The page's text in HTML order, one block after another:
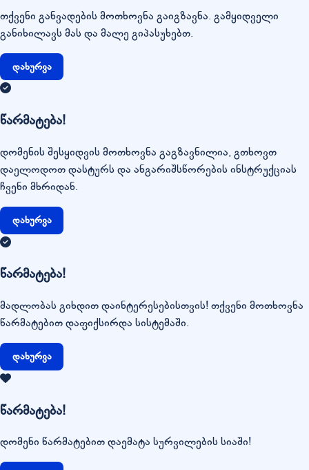
თქვენი განვადების მოთხოვნა გაიგზავნა. გამყიდველი
განიხილავს მას და მალე გიპასუხებთ.
დახურვა
წარმატება!
დომენის შესყიდვის მოთხოვნა გაგზავნილია, გთხოვთ
დაელოდოთ დასტურს და ანგარიშსწორების ინსტრუქციას
ჩვენი მხრიდან.
დახურვა
წარმატება!
მადლობას გიხდით დაინტერესებისთვის! თქვენი მოთხოვნა
წარმატებით დაფიქსირდა სისტემაში.
დახურვა
წარმატება!
დომენი წარმატებით დაემატა სურვილების სიაში!